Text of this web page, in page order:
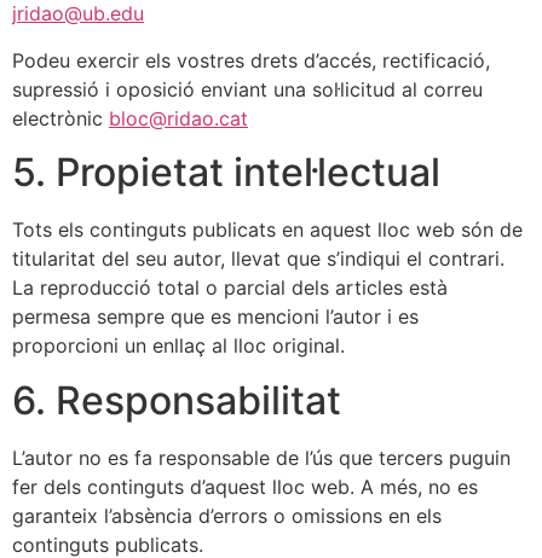
jridao@ub.edu
Podeu exercir els vostres drets d’accés, rectificació,
supressió i oposició enviant una sol·licitud al correu
electrònic bloc@ridao.cat
5. Propietat intel·lectual
Tots els continguts publicats en aquest lloc web són de
titularitat del seu autor, llevat que s’indiqui el contrari.
La reproducció total o parcial dels articles està
permesa sempre que es mencioni l’autor i es
proporcioni un enllaç al lloc original.
6. Responsabilitat
L’autor no es fa responsable de l’ús que tercers puguin
fer dels continguts d’aquest lloc web. A més, no es
garanteix l’absència d’errors o omissions en els
continguts publicats.